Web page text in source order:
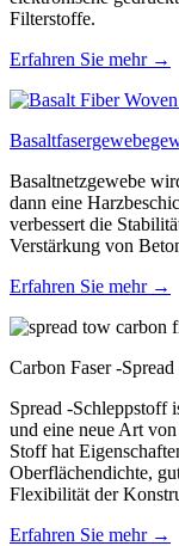
Filterstoffe.
Erfahren Sie mehr →
Basaltnetzgewebe
dann eine
verbessert die
Verstärkung von
Erfahren Sie mehr →
Carbon Faser -
Spread -Schleppstoff
und eine neue Art
Stoff hat
Oberflächendichte,
Flexibilität der
Erfahren Sie mehr →